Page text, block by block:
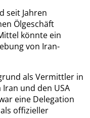
seit Jahren
Ölgeschäft
könnte ein
von Iran-
als Vermittler in
und den USA
eine Delegation
offizieller